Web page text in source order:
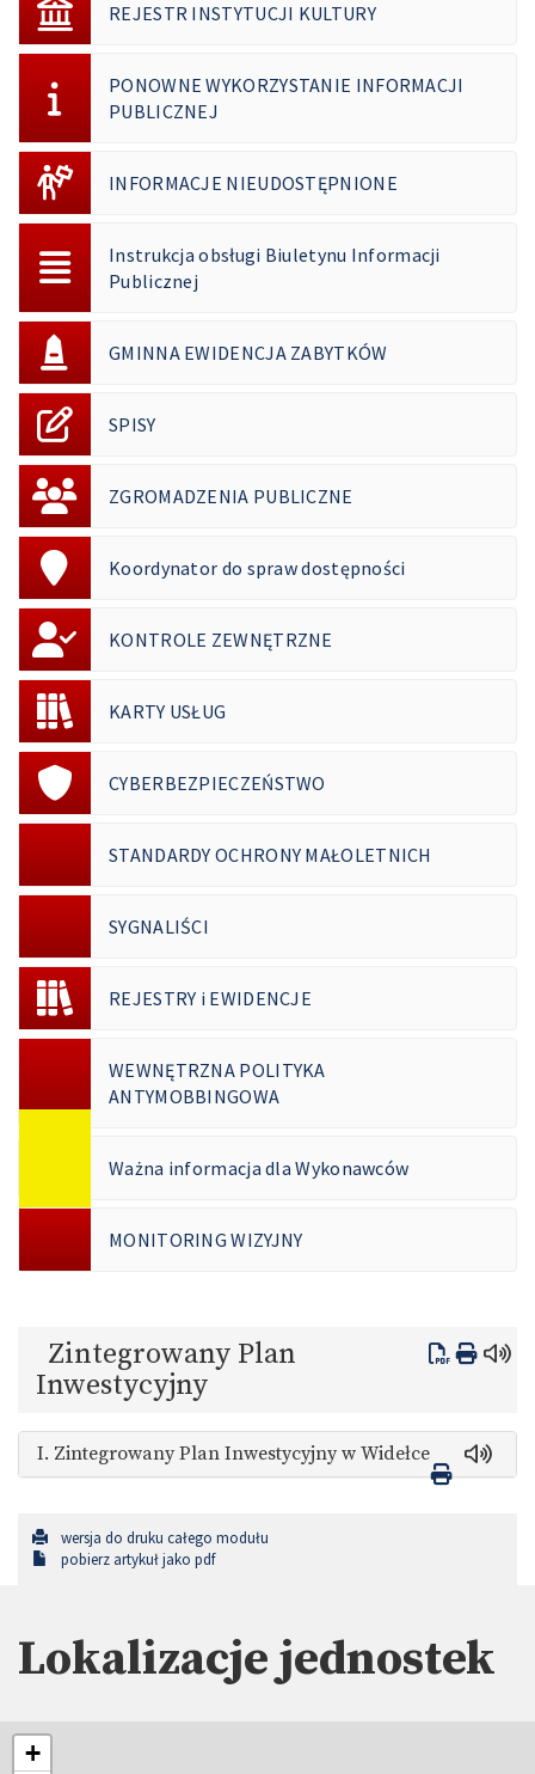
REJESTR INSTYTUCJI KULTURY
PONOWNE WYKORZYSTANIE INFORMACJI
PUBLICZNEJ
INFORMACJE NIEUDOSTĘPNIONE
Instrukcja obsługi Biuletynu Informacji
Publicznej
GMINNA EWIDENCJA ZABYTKÓW
SPISY
ZGROMADZENIA PUBLICZNE
Koordynator do spraw dostępności
KONTROLE ZEWNĘTRZNE
KARTY USŁUG
CYBERBEZPIECZEŃSTWO
STANDARDY OCHRONY MAŁOLETNICH
SYGNALIŚCI
REJESTRY i EWIDENCJE
WEWNĘTRZNA POLITYKA
ANTYMOBBINGOWA
Ważna informacja dla Wykonawców
MONITORING WIZYJNY
Zintegrowany Plan
Inwestycyjny
I. Zintegrowany Plan Inwestycyjny w Widełce
wersja do druku całego modułu
pobierz artykuł jako pdf
Lokalizacje jednostek
+